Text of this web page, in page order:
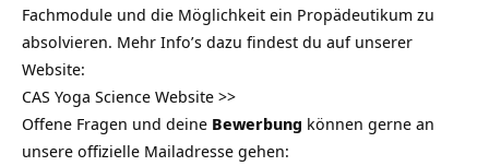
Fachmodule und die Möglichkeit ein Propädeutikum zu
absolvieren. Mehr Info’s dazu findest du auf unserer
Website:
CAS Yoga Science Website >>
Offene Fragen und deine Bewerbung können gerne an
unsere offizielle Mailadresse gehen: